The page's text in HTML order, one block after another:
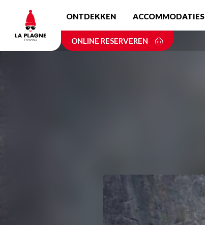
content
ONTDEKKEN ACCOMMODATIES
ONLINE RESERVEREN